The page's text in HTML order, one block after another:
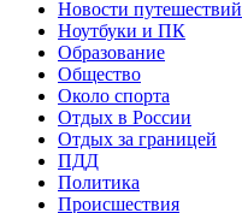
Новости путешествий
Ноутбуки и ПК
Образование
Общество
Около спорта
Отдых в России
Отдых за границей
ПДД
Политика
Происшествия